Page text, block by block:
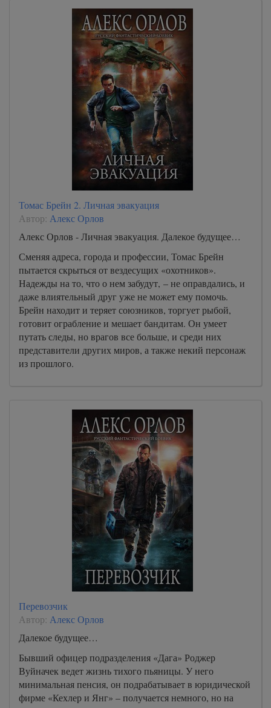
Томас Брейн 2. Личная эвакуация
Автор: Алекс Орлов
Алекс Орлов - Личная эвакуация. Далекое будущее…
Сменяя адреса, города и профессии, Томас Брейн
пытается скрыться от вездесущих «охотников».
Надежды на то, что о нем забудут, – не оправдались, и
даже влиятельный друг уже не может ему помочь.
Брейн находит и теряет союзников, торгует рыбой,
готовит ограбление и мешает бандитам. Он умеет
путать следы, но врагов все больше, и среди них
представители других миров, а также некий персонаж
из прошлого.
Перевозчик
Автор: Алекс Орлов
Далекое будущее…
Бывший офицер подразделения «Дага» Роджер
Вуйначек ведет жизнь тихого пьяницы. У него
минимальная пенсия, он подрабатывает в юридической
фирме «Кехлер и Янг» – получается немного, но на